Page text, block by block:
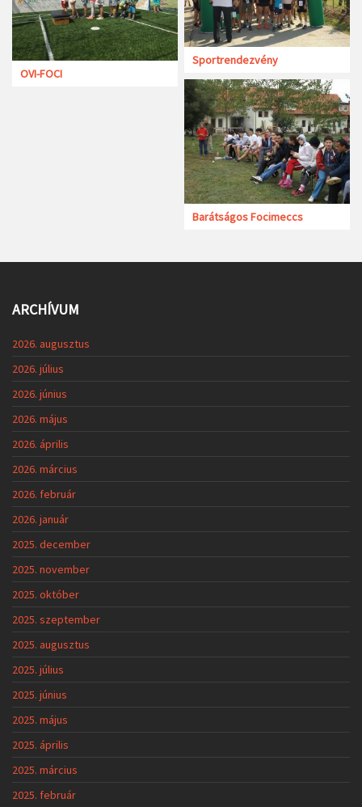
Sportrendezvény
OVI-FOCI
Barátságos Focimeccs
ARCHÍVUM
2026. augusztus
2026. július
2026. június
2026. május
2026. április
2026. március
2026. február
2026. január
2025. december
2025. november
2025. október
2025. szeptember
2025. augusztus
2025. július
2025. június
2025. május
2025. április
2025. március
2025. február